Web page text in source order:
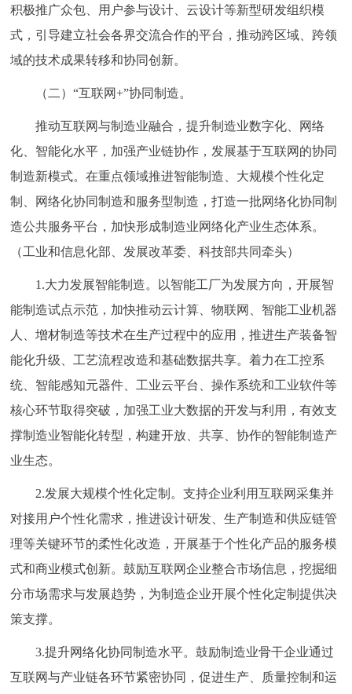
积极推广众包、用户参与设计、云设计等新型研发组织模
式，引导建立社会各界交流合作的平台，推动跨区域、跨领
域的技术成果转移和协同创新。
（二）“互联网+”协同制造。
推动互联网与制造业融合，提升制造业数字化、网络
化、智能化水平，加强产业链协作，发展基于互联网的协同
制造新模式。在重点领域推进智能制造、大规模个性化定
制、网络化协同制造和服务型制造，打造一批网络化协同制
造公共服务平台，加快形成制造业网络化产业生态体系。
（工业和信息化部、发展改革委、科技部共同牵头）
1.大力发展智能制造。以智能工厂为发展方向，开展智
能制造试点示范，加快推动云计算、物联网、智能工业机器
人、增材制造等技术在生产过程中的应用，推进生产装备智
能化升级、工艺流程改造和基础数据共享。着力在工控系
统、智能感知元器件、工业云平台、操作系统和工业软件等
核心环节取得突破，加强工业大数据的开发与利用，有效支
撑制造业智能化转型，构建开放、共享、协作的智能制造产
业生态。
2.发展大规模个性化定制。支持企业利用互联网采集并
对接用户个性化需求，推进设计研发、生产制造和供应链管
理等关键环节的柔性化改造，开展基于个性化产品的服务模
式和商业模式创新。鼓励互联网企业整合市场信息，挖掘细
分市场需求与发展趋势，为制造企业开展个性化定制提供决
策支撑。
3.提升网络化协同制造水平。鼓励制造业骨干企业通过
互联网与产业链各环节紧密协同，促进生产、质量控制和运